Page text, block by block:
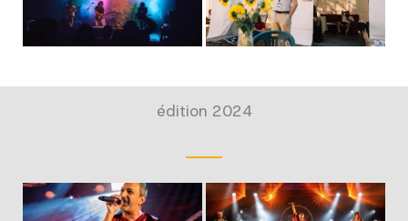
édition 2024